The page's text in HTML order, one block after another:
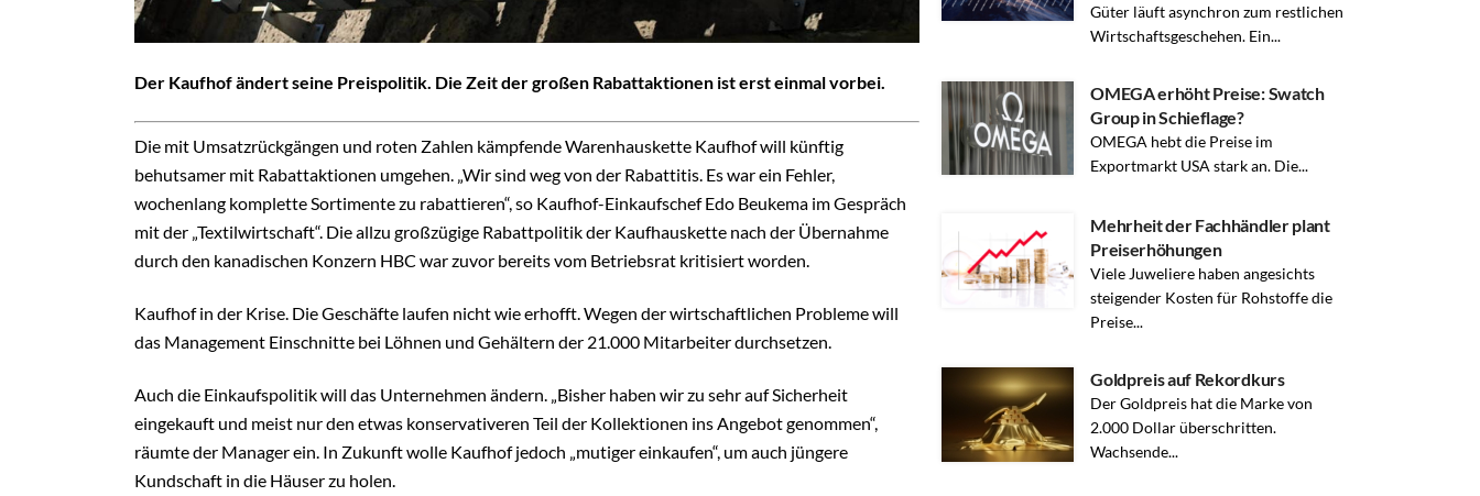
Der Kaufhof ändert seine Preispolitik. Die Zeit der großen Rabattaktionen ist erst einmal vorbei.
Die mit Umsatzrückgängen und roten Zahlen kämpfende Warenhauskette Kaufhof will künftig
behutsamer mit Rabattaktionen umgehen. „Wir sind weg von der Rabattitis. Es war ein Fehler,
wochenlang komplette Sortimente zu rabattieren“, so Kaufhof-Einkaufschef Edo Beukema im Gespräch
mit der „Textilwirtschaft“. Die allzu großzügige Rabattpolitik der Kaufhauskette nach der Übernahme
durch den kanadischen Konzern HBC war zuvor bereits vom Betriebsrat kritisiert worden.
Kaufhof in der Krise. Die Geschäfte laufen nicht wie erhofft. Wegen der wirtschaftlichen Probleme will
das Management Einschnitte bei Löhnen und Gehältern der 21.000 Mitarbeiter durchsetzen.
Auch die Einkaufspolitik will das Unternehmen ändern. „Bisher haben wir zu sehr auf Sicherheit
eingekauft und meist nur den etwas konservativeren Teil der Kollektionen ins Angebot genommen“,
räumte der Manager ein. In Zukunft wolle Kaufhof jedoch „mutiger einkaufen“, um auch jüngere
Kundschaft in die Häuser zu holen.
Güter läuft asynchron zum restlichen
Wirtschaftsgeschehen. Ein...
OMEGA erhöht Preise: Swatch
Group in Schieflage?
OMEGA hebt die Preise im
Exportmarkt USA stark an. Die...
Mehrheit der Fachhändler plant
Preiserhöhungen
Viele Juweliere haben angesichts
steigender Kosten für Rohstoffe die
Preise...
Goldpreis auf Rekordkurs
Der Goldpreis hat die Marke von
2.000 Dollar überschritten.
Wachsende...